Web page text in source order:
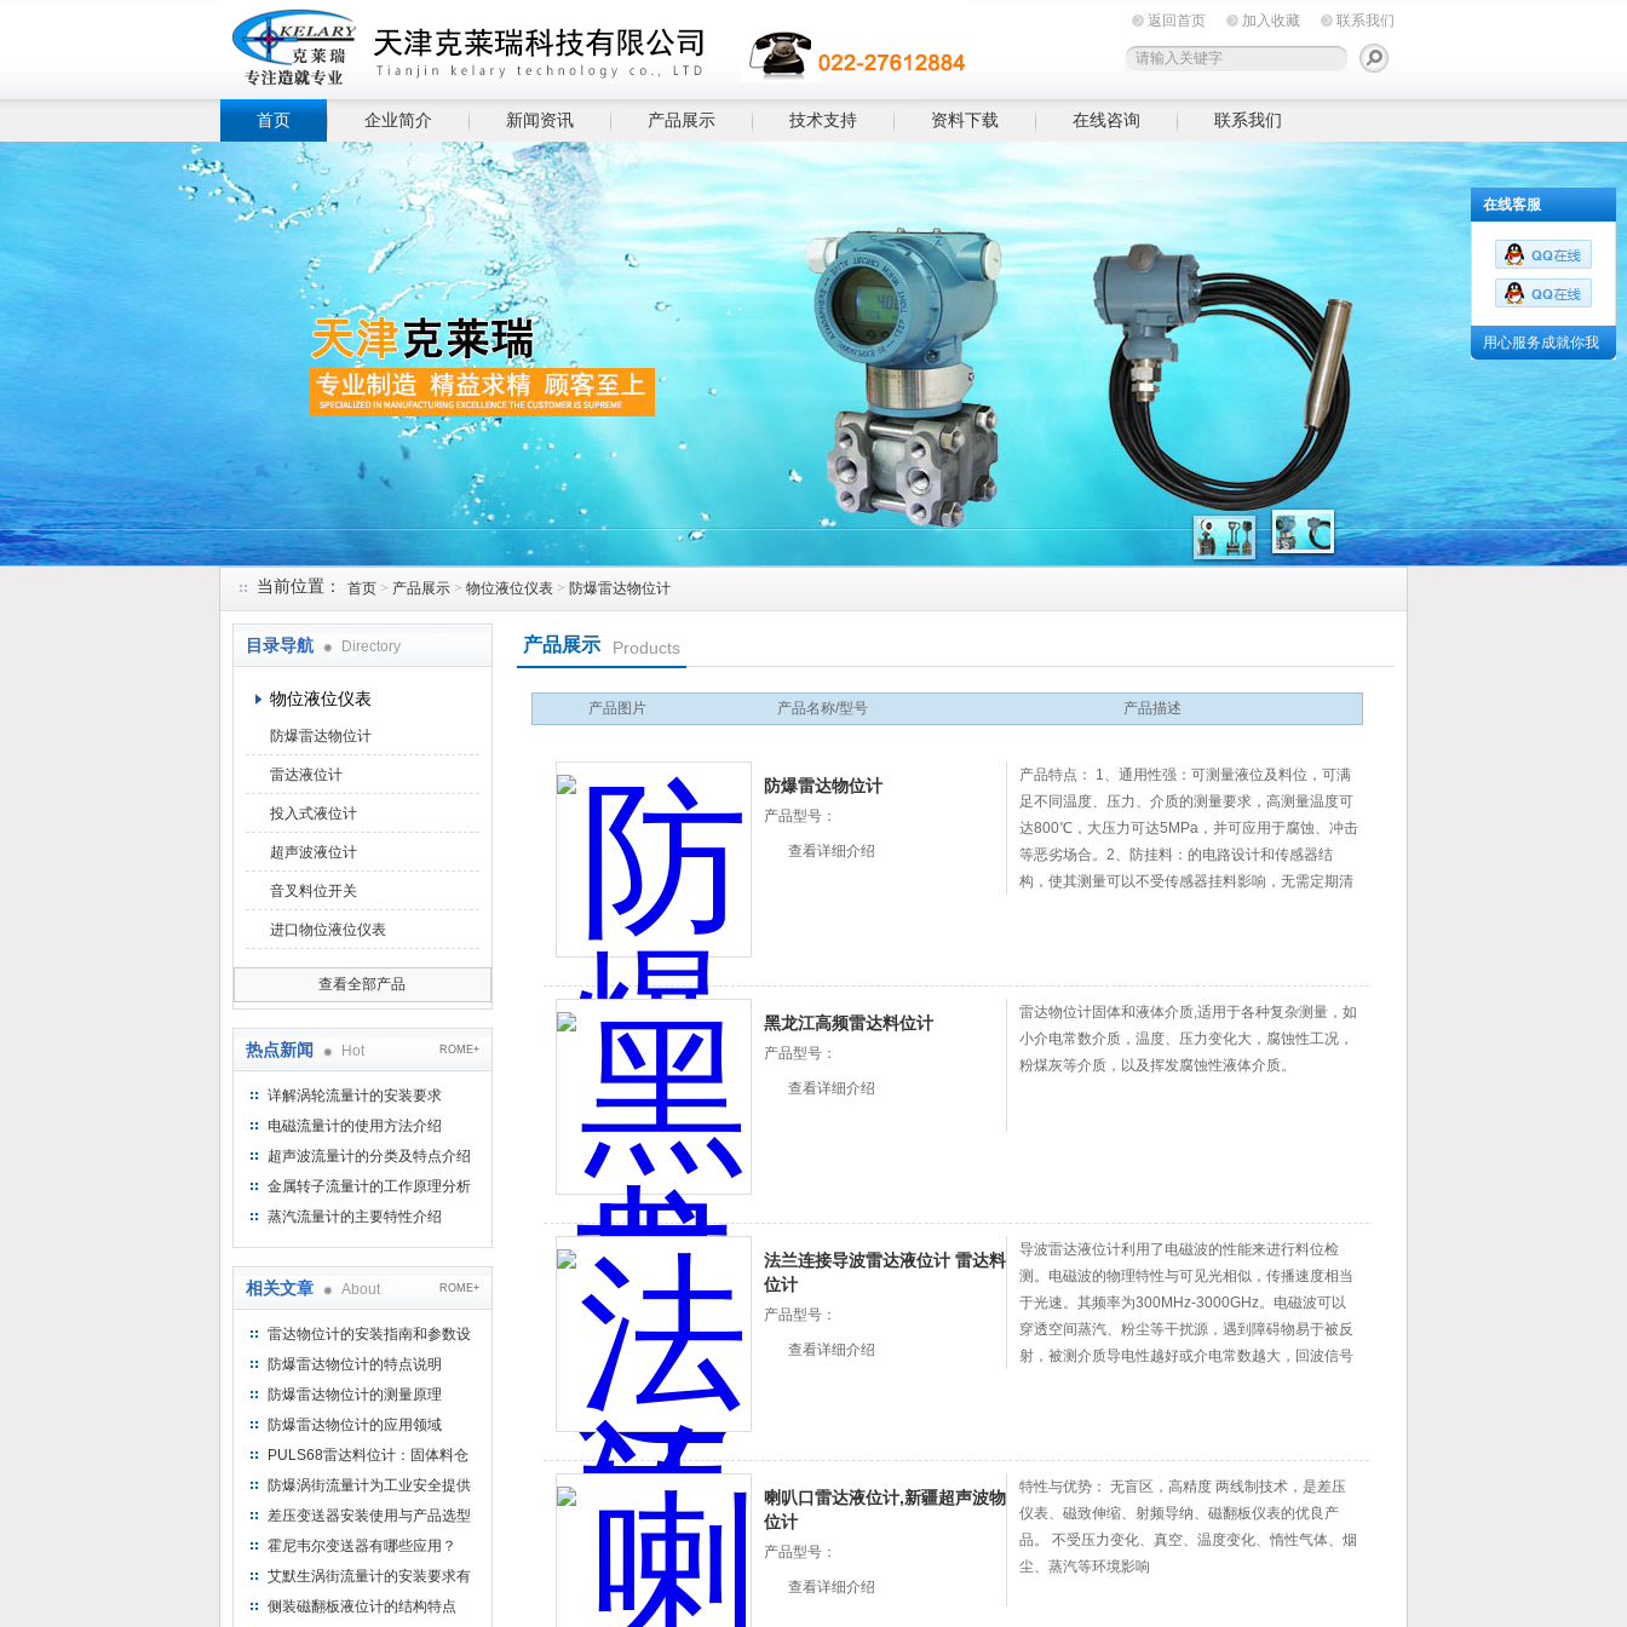
返回首页 加入收藏 联系我们
首页 企业简介 新闻资讯 产品展示 技术支持 资料下载 在线咨询 联系我们
当前位置： 首页 > 产品展示 > 物位液位仪表 > 防爆雷达物位计
目录导航 Directory
物位液位仪表
防爆雷达物位计
雷达液位计
投入式液位计
超声波液位计
音叉料位开关
进口物位液位仪表
查看全部产品
热点新闻 Hot ROME+
详解涡轮流量计的安装要求
电磁流量计的使用方法介绍
超声波流量计的分类及特点介绍
金属转子流量计的工作原理分析
蒸汽流量计的主要特性介绍
相关文章 About ROME+
雷达物位计的安装指南和参数设
置
防爆雷达物位计的特点说明
防爆雷达物位计的测量原理
防爆雷达物位计的应用领域
PULS68雷达料位计：固体料仓
的精准感知卫士
防爆涡街流量计为工业安全提供
了有力的保障
差压变送器安装使用与产品选型
霍尼韦尔变送器有哪些应用？
艾默生涡街流量计的安装要求有
哪些呢
侧装磁翻板液位计的结构特点
产品展示 Products
产品图片 产品名称/型号 产品描述
防爆雷达物位计
产品型号：
查看详细介绍
产品特点： 1、通用性强：可测量液位及料位，可满
足不同温度、压力、介质的测量要求，高测量温度可
达800℃，大压力可达5MPa，并可应用于腐蚀、冲击
等恶劣场合。2、防挂料：的电路设计和传感器结
构，使其测量可以不受传感器挂料影响，无需定期清
黑龙江高频雷达料位计
产品型号：
查看详细介绍
雷达物位计固体和液体介质,适用于各种复杂测量，如
小介电常数介质，温度、压力变化大，腐蚀性工况，
粉煤灰等介质，以及挥发腐蚀性液体介质。
法兰连接导波雷达液位计 雷达料
位计
产品型号：
查看详细介绍
导波雷达液位计利用了电磁波的性能来进行料位检
测。电磁波的物理特性与可见光相似，传播速度相当
于光速。其频率为300MHz-3000GHz。电磁波可以
穿透空间蒸汽、粉尘等干扰源，遇到障碍物易于被反
射，被测介质导电性越好或介电常数越大，回波信号
喇叭口雷达液位计,新疆超声波物
位计
产品型号：
查看详细介绍
特性与优势： 无盲区，高精度 两线制技术，是差压
仪表、磁致伸缩、射频导纳、磁翻板仪表的优良产
品。 不受压力变化、真空、温度变化、惰性气体、烟
尘、蒸汽等环境影响
在线客服
用心服务成就你我